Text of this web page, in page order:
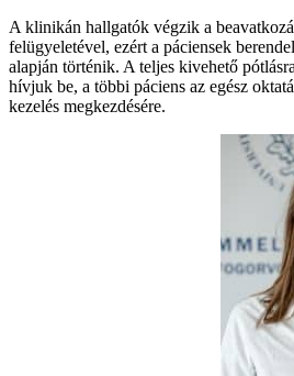
A klinikán hallgatók végzik a
felügyeletével, ezért a páciensek
alapján történik. A teljes kivehető
hívjuk be, a többi páciens az egész
kezelés megkezdésére.